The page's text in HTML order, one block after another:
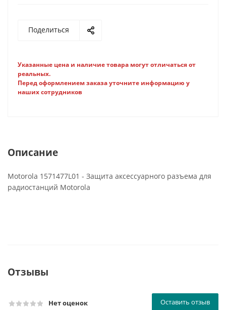
Поделиться
Указанные цена и наличие товара могут отличаться от
реальных.
Перед оформлением заказа уточните информацию у
наших сотрудников
Описание
Motorola 1571477L01 - Защита аксессуарного разъема для
радиостанций Motorola
Отзывы
Нет оценок Оставить отзыв